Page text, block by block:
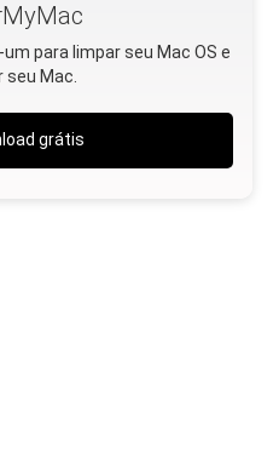
para limpar seu Mac OS e
seu Mac.
grátis